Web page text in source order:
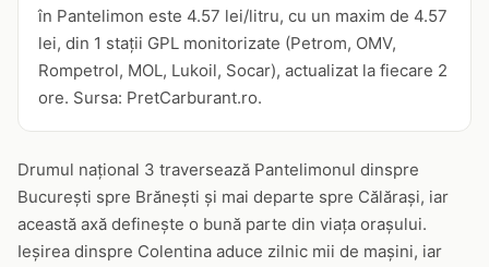
în Pantelimon este 4.57 lei/litru, cu un maxim de 4.57
lei, din 1 stații GPL monitorizate (Petrom, OMV,
Rompetrol, MOL, Lukoil, Socar), actualizat la fiecare 2
ore. Sursa: PretCarburant.ro.
Drumul național 3 traversează Pantelimonul dinspre
București spre Brănești și mai departe spre Călărași, iar
această axă definește o bună parte din viața orașului.
Ieșirea dinspre Colentina aduce zilnic mii de mașini, iar